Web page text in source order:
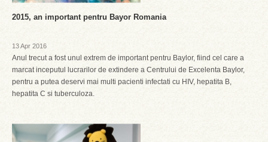
2015, an important pentru Bayor Romania
13 Apr 2016
Anul trecut a fost unul extrem de important pentru Baylor, fiind cel care a
marcat inceputul lucrarilor de extindere a Centrului de Excelenta Baylor,
pentru a putea deservi mai multi pacienti infectati cu HIV, hepatita B,
hepatita C si tuberculoza.